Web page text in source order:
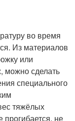
во время
Из материалов
или
можно сделать
специального
тяжёлых
не